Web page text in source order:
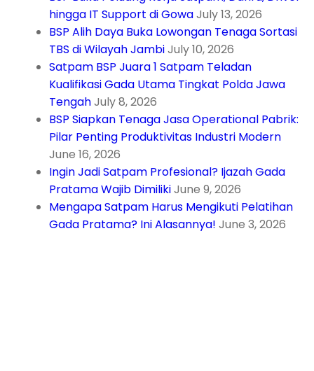
hingga IT Support di GowaJuly 13, 2026
BSP Alih Daya Buka Lowongan Tenaga Sortasi
TBS di Wilayah JambiJuly 10, 2026
Satpam BSP Juara 1 Satpam Teladan
Kualifikasi Gada Utama Tingkat Polda Jawa
TengahJuly 8, 2026
BSP Siapkan Tenaga Jasa Operational Pabrik:
Pilar Penting Produktivitas Industri Modern
June 16, 2026
Ingin Jadi Satpam Profesional? Ijazah Gada
Pratama Wajib DimilikiJune 9, 2026
Mengapa Satpam Harus Mengikuti Pelatihan
Gada Pratama? Ini Alasannya! June 3, 2026